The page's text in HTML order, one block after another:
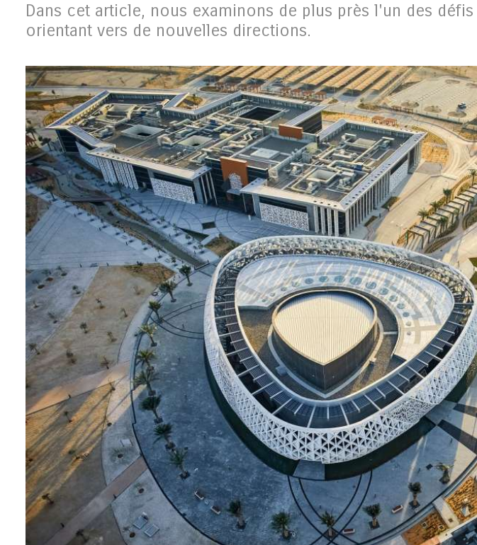
Dans cet article, nous examinons de plus près l'un des
orientant vers de nouvelles directions.